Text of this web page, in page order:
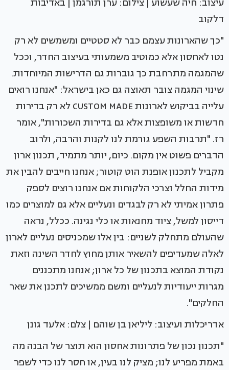
דלקוב
"כך שהארונות עצמם כבר לא סטטיים ומשמשים לא רק
נטו לאחסון אלא כמוטיב משמעותי בעיצוב החדר, וככל
שהמגמה מתרחבת כך גוברות גם הדרישות המיוחדות.
שינוי המגמה צובר תאוצה גם כאן בישראל: "אנחנו רואים
עלייה בביקוש לארונות CUSTOM MADE לא רק בדירות
חדשות או משופצות אלא גם בדירות השכורות", אומר
רז. "תרבות השפע גורמת לנו לקנות והרבה, ולרוב
הדברים פשוט אין מקום. כיום, יותר מתמיד, תכנון ארון
מקביל לתכנון אופנת הוט קוטור; אנחנו חייבים להבין את
מידות החלל וצרכי הלקוחות אם אנחנו רוצים לספק
פתרון אמיתי לא רק לבגדים ונעליים אלא גם למוצרים כמו
דייסון למשל, ציוד מחנאות או כלי נגינה. ככלל, נראה
שהעולם מתחלק לשניים: בין אלו שמכניסים נעליים לארון
לאלה שמעדיפים להשאיר אותן מחוץ לחדר השינה וזאת
נקודת המוצא בתכנון של כל ארון; אנחנו מתכננים
מגרות ייעודיות לנעליים ומשם ממשיכים לתכנן את שאר
החלקים".
אדריכלות ועיצוב: ליליאן בן שוהם | צלם: אלעד גונן
"תכנון נכון של פתרונות אחסון הוא תוצר של הבנה מה
באמת מפריע לנו; מציק לנו בעין, או חסר לנו כדי לשפר